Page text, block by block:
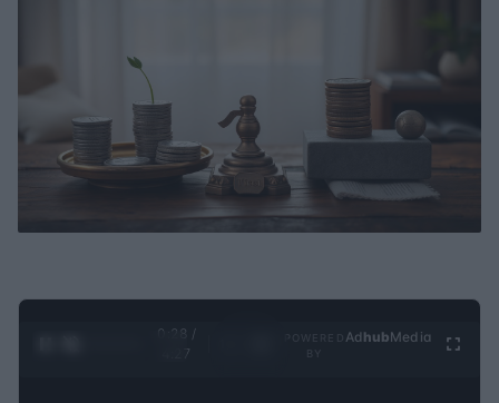
0:29 /
4:27
Ad hubMedia